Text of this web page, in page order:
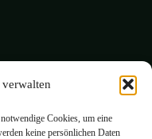
Cookies, um eine
keine persönlichen Daten